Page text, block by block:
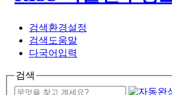
검색환경설정
검색도움말
다국어입력
검색